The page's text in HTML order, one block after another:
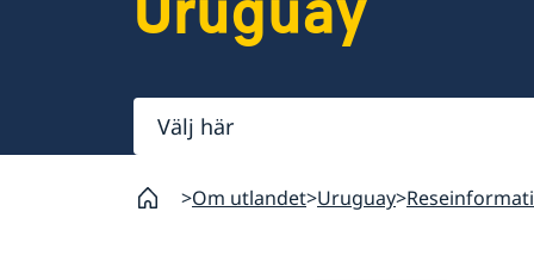
Välj
här
Om utlandet Uruguay